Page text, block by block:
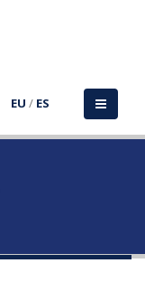
EU / ES